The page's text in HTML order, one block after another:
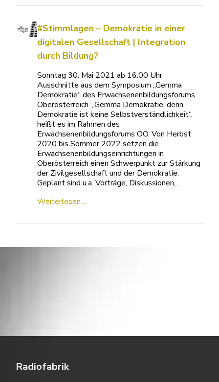
#Stimmlagen – Demokratie in einer
digitalen Gesellschaft | Integration
durch Bildung?
Sonntag 30. Mai 2021 ab 16:00 Uhr
Ausschnitte aus dem Symposium „Gemma
Demokratie“ des Erwachsenenbildungsforums
Oberösterreich. „Gemma Demokratie, denn
Demokratie ist keine Selbstverständlichkeit“,
heißt es im Rahmen des
Erwachsenenbildungsforums OÖ. Von Herbst
2020 bis Sommer 2022 setzen die
Erwachsenenbildungseinrichtungen in
Oberösterreich einen Schwerpunkt zur Stärkung
der Zivilgesellschaft und der Demokratie.
Geplant sind u.a. Vorträge, Diskussionen,…
Weiterlesen ...
Radiofabrik